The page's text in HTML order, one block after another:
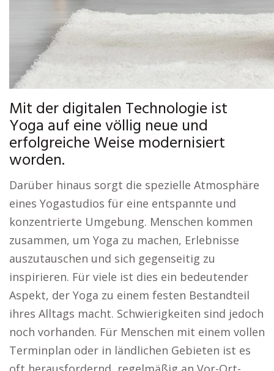
Mit der digitalen Technologie ist
Yoga auf eine völlig neue und
erfolgreiche Weise modernisiert
worden.
Darüber hinaus sorgt die spezielle Atmosphäre
eines Yogastudios für eine entspannte und
konzentrierte Umgebung. Menschen kommen
zusammen, um Yoga zu machen, Erlebnisse
auszutauschen und sich gegenseitig zu
inspirieren. Für viele ist dies ein bedeutender
Aspekt, der Yoga zu einem festen Bestandteil
ihres Alltags macht. Schwierigkeiten sind jedoch
noch vorhanden. Für Menschen mit einem vollen
Terminplan oder in ländlichen Gebieten ist es